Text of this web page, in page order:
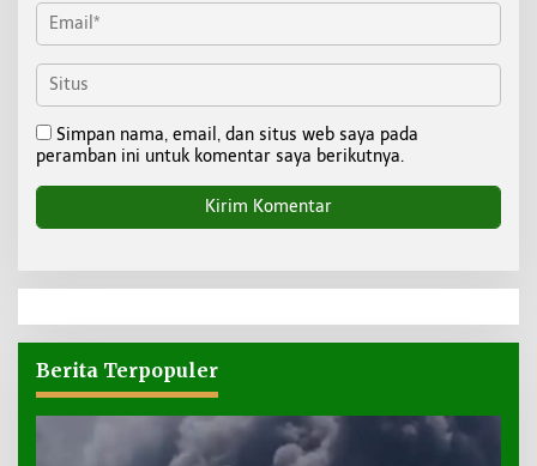
Simpan nama, email, dan situs web saya pada
peramban ini untuk komentar saya berikutnya.
Berita Terpopuler